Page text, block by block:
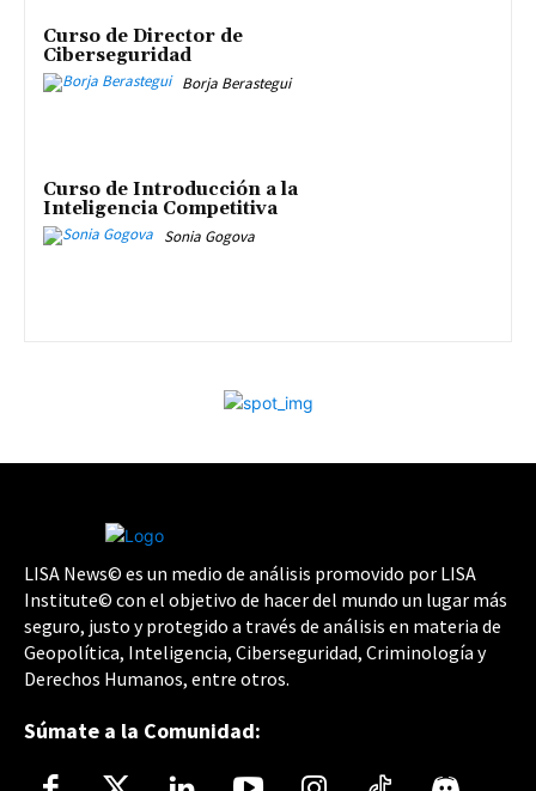
Curso de Director de
Ciberseguridad
Borja Berastegui
Curso de Introducción a la
Inteligencia Competitiva
Sonia Gogova
LISA News© es un medio de análisis promovido por LISA
Institute© con el objetivo de hacer del mundo un lugar más
seguro, justo y protegido a través de análisis en materia de
Geopolítica, Inteligencia, Ciberseguridad, Criminología y
Derechos Humanos, entre otros.
Súmate a la Comunidad: